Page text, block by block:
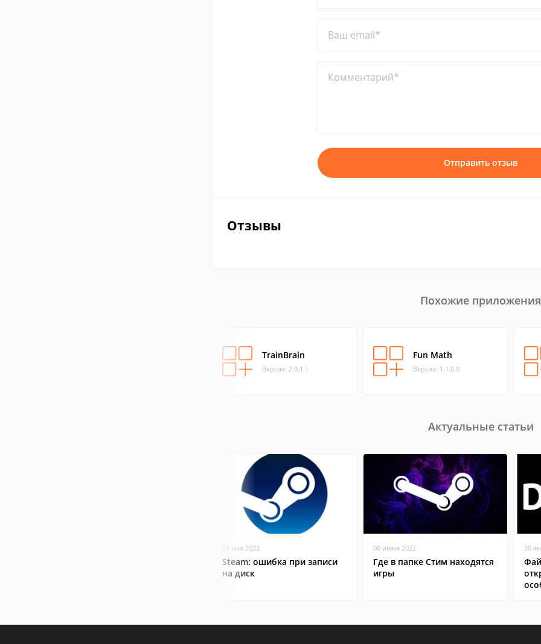
Ваш email*
Комментарий*
Отправить отзыв
Отзывы
Похожие приложения
TrainBrain
Версия: 2.0.1.1
Fun Math
Версия: 1.1.0.0
Актуальные статьи
19 мая 2022
Steam: ошибка при записи
на диск
06 июня 2022
Где в папке Стим находятся
игры
30